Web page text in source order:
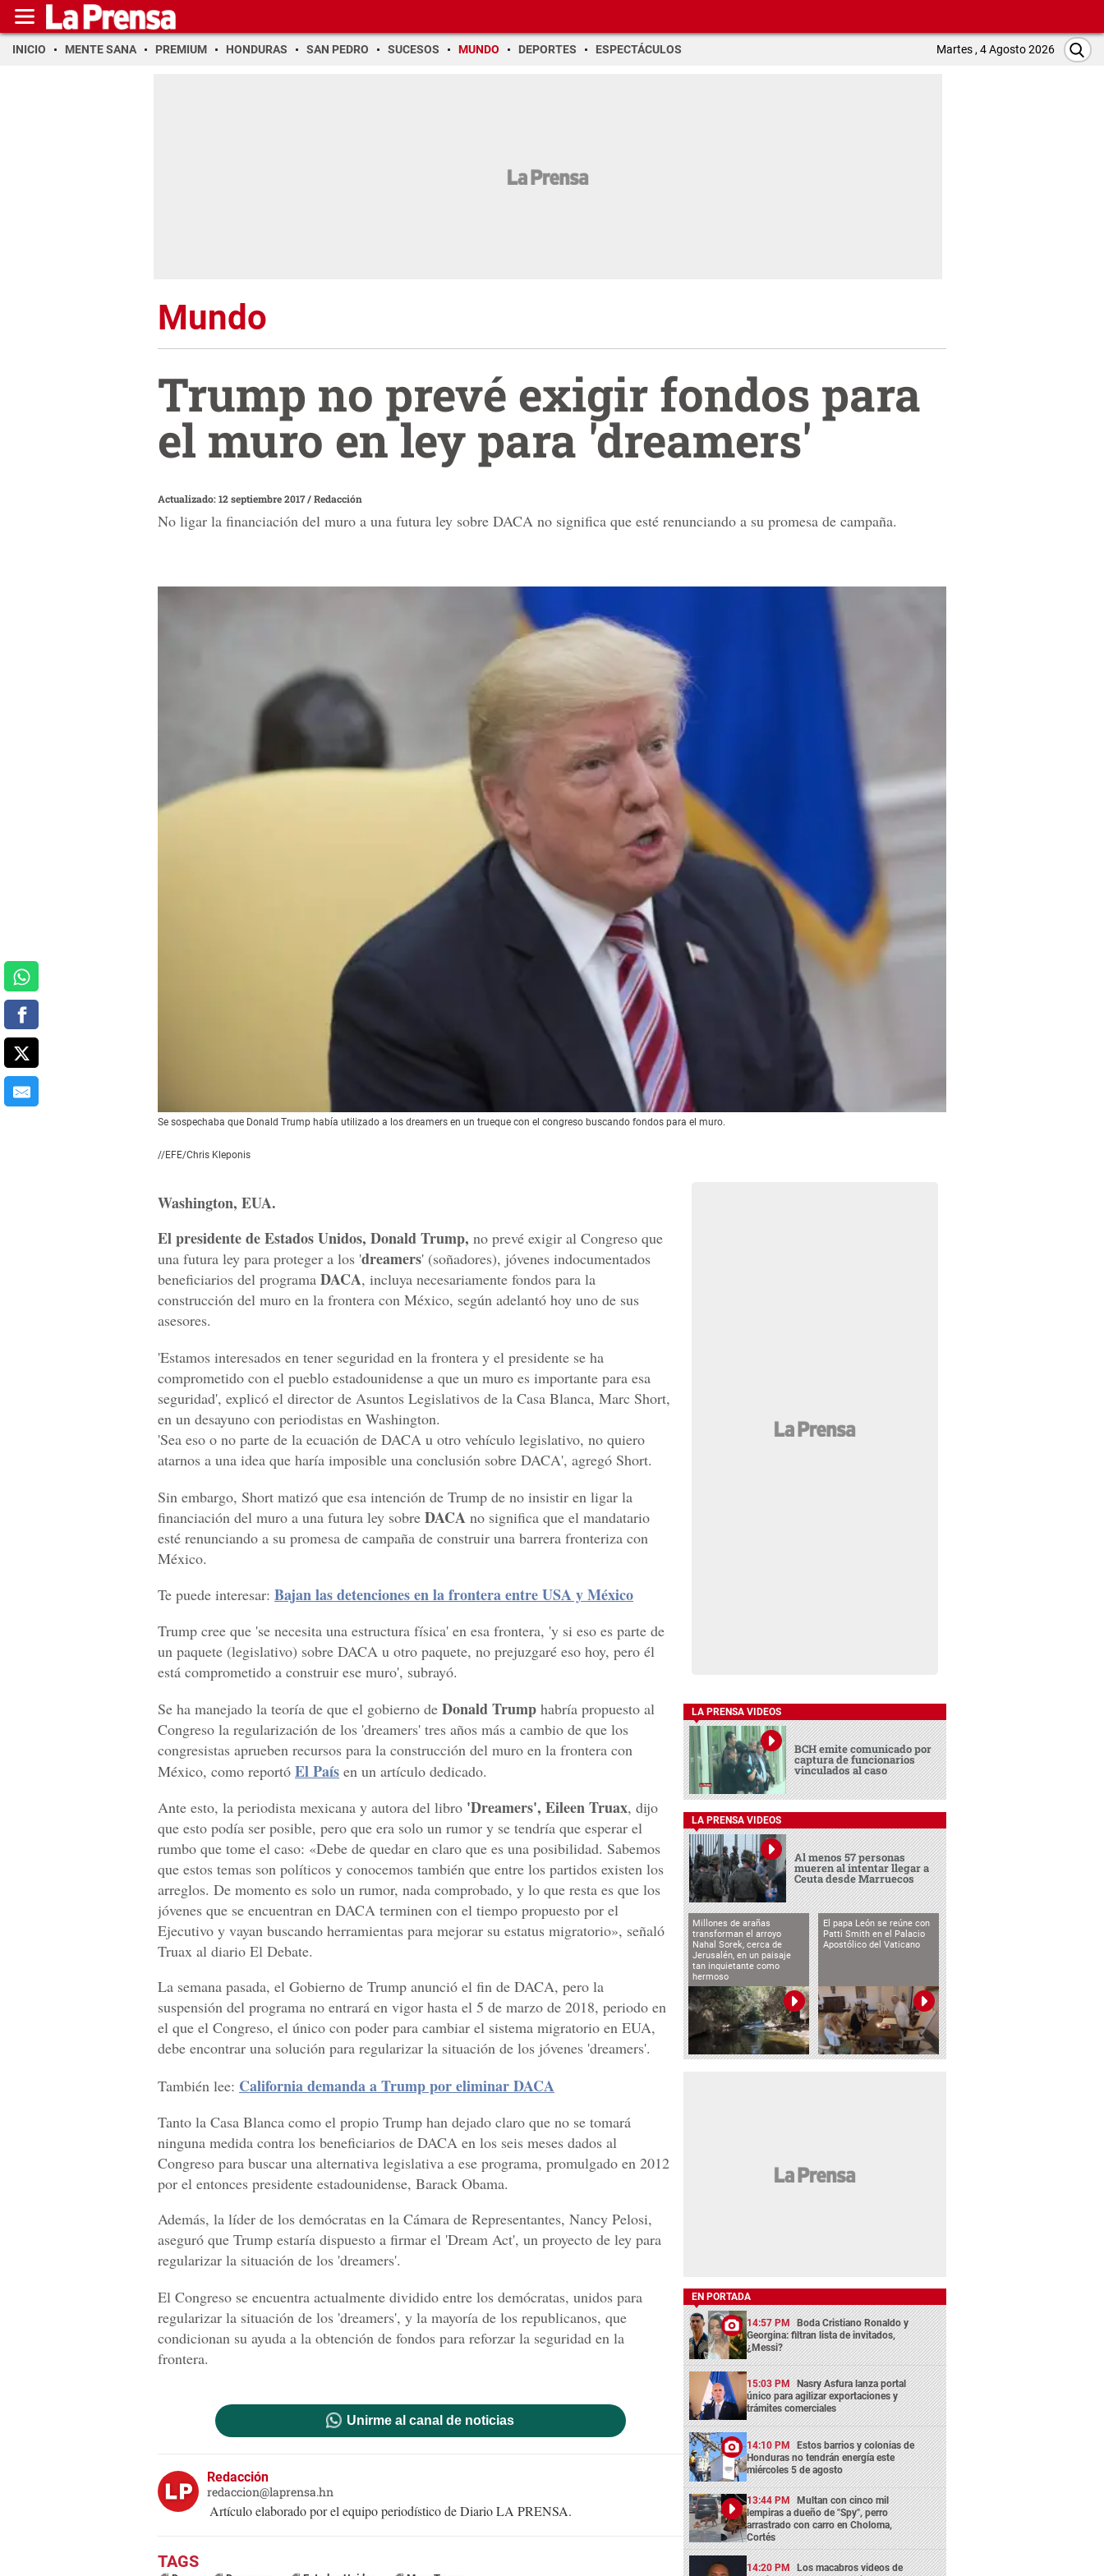
INICIO MENTE SANA PREMIUM HONDURAS SAN PEDRO SUCESOS MUNDO DEPORTES ESPECTÁCULOS Martes , 4 Agosto 2026
Mundo
Trump no prevé exigir fondos para
el muro en ley para 'dreamers'
Actualizado: 12 septiembre 2017/Redacción
No ligar la financiación del muro a una futura ley sobre DACA no significa que esté renunciando a su promesa de campaña.
Se sospechaba que Donald Trump había utilizado a los dreamers en un trueque con el congreso buscando fondos para el muro.
//EFE/Chris Kleponis
Washington, EUA.
El presidente de Estados Unidos, Donald Trump, no prevé exigir al Congreso que
una futura ley para proteger a los 'dreamers' (soñadores), jóvenes indocumentados
beneficiarios del programa DACA, incluya necesariamente fondos para la
construcción del muro en la frontera con México, según adelantó hoy uno de sus
asesores.
'Estamos interesados en tener seguridad en la frontera y el presidente se ha
comprometido con el pueblo estadounidense a que un muro es importante para esa
seguridad', explicó el director de Asuntos Legislativos de la Casa Blanca, Marc Short,
en un desayuno con periodistas en Washington.
'Sea eso o no parte de la ecuación de DACA u otro vehículo legislativo, no quiero
atarnos a una idea que haría imposible una conclusión sobre DACA', agregó Short.
Sin embargo, Short matizó que esa intención de Trump de no insistir en ligar la
financiación del muro a una futura ley sobre DACA no significa que el mandatario
esté renunciando a su promesa de campaña de construir una barrera fronteriza con
México.
Te puede interesar: Bajan las detenciones en la frontera entre USA y México
Trump cree que 'se necesita una estructura física' en esa frontera, 'y si eso es parte de
un paquete (legislativo) sobre DACA u otro paquete, no prejuzgaré eso hoy, pero él
está comprometido a construir ese muro', subrayó.
Se ha manejado la teoría de que el gobierno de Donald Trump habría propuesto al
Congreso la regularización de los 'dreamers' tres años más a cambio de que los
congresistas aprueben recursos para la construcción del muro en la frontera con
México, como reportó El País en un artículo dedicado.
Ante esto, la periodista mexicana y autora del libro 'Dreamers', Eileen Truax, dijo
que esto podía ser posible, pero que era solo un rumor y se tendría que esperar el
rumbo que tome el caso: «Debe de quedar en claro que es una posibilidad. Sabemos
que estos temas son políticos y conocemos también que entre los partidos existen los
arreglos. De momento es solo un rumor, nada comprobado, y lo que resta es que los
jóvenes que se encuentran en DACA terminen con el tiempo propuesto por el
Ejecutivo y vayan buscando herramientas para mejorar su estatus migratorio», señaló
Truax al diario El Debate.
La semana pasada, el Gobierno de Trump anunció el fin de DACA, pero la
suspensión del programa no entrará en vigor hasta el 5 de marzo de 2018, periodo en
el que el Congreso, el único con poder para cambiar el sistema migratorio en EUA,
debe encontrar una solución para regularizar la situación de los jóvenes 'dreamers'.
También lee: California demanda a Trump por eliminar DACA
Tanto la Casa Blanca como el propio Trump han dejado claro que no se tomará
ninguna medida contra los beneficiarios de DACA en los seis meses dados al
Congreso para buscar una alternativa legislativa a ese programa, promulgado en 2012
por el entonces presidente estadounidense, Barack Obama.
Además, la líder de los demócratas en la Cámara de Representantes, Nancy Pelosi,
aseguró que Trump estaría dispuesto a firmar el 'Dream Act', un proyecto de ley para
regularizar la situación de los 'dreamers'.
El Congreso se encuentra actualmente dividido entre los demócratas, unidos para
regularizar la situación de los 'dreamers', y la mayoría de los republicanos, que
condicionan su ayuda a la obtención de fondos para reforzar la seguridad en la
frontera.
Unirme al canal de noticias
Redacción
redaccion@laprensa.hn
Artículo elaborado por el equipo periodístico de Diario LA PRENSA.
LA PRENSA VIDEOS
BCH emite comunicado por
captura de funcionarios
vinculados al caso
LA PRENSA VIDEOS
Al menos 57 personas
mueren al intentar llegar a
Ceuta desde Marruecos
Millones de arañas
transforman el arroyo
Nahal Sorek, cerca de
Jerusalén, en un paisaje
tan inquietante como
hermoso
El papa León se reúne con
Patti Smith en el Palacio
Apostólico del Vaticano
EN PORTADA
14:57 PM Boda Cristiano Ronaldo y
Georgina: filtran lista de invitados,
¿Messi?
15:03 PM Nasry Asfura lanza portal
único para agilizar exportaciones y
trámites comerciales
14:10 PM Estos barrios y colonias de
Honduras no tendrán energía este
miércoles 5 de agosto
13:44 PM Multan con cinco mil
lempiras a dueño de "Spy", perro
arrastrado con carro en Choloma,
Cortés
14:20 PM Los macabros videos de